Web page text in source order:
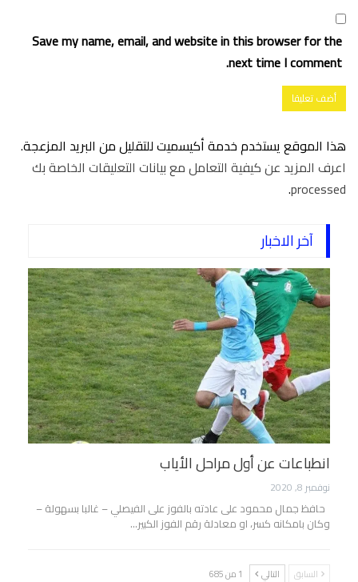
Save my name, email, and website in this browser for the
next time I comment.
هذا الموقع يستخدم خدمة أكيسميت للتقليل من البريد المزعجة.
اعرف المزيد عن كيفية التعامل مع بيانات التعليقات الخاصة بك
processed
.
آخر الاخبار
انطباعات عن أول مراحل الأياب
نوفمبر 8, 2020
حافظ جمال محمود على عادته بالفوز على الفيصلي – غالبا بسهولة –
وكان بامكانه كسر، او معادلة رقم الفوز الكبير…
السابق التالي 1 من 685